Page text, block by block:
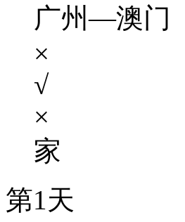
广州—澳门
×
√
×
家
第1天